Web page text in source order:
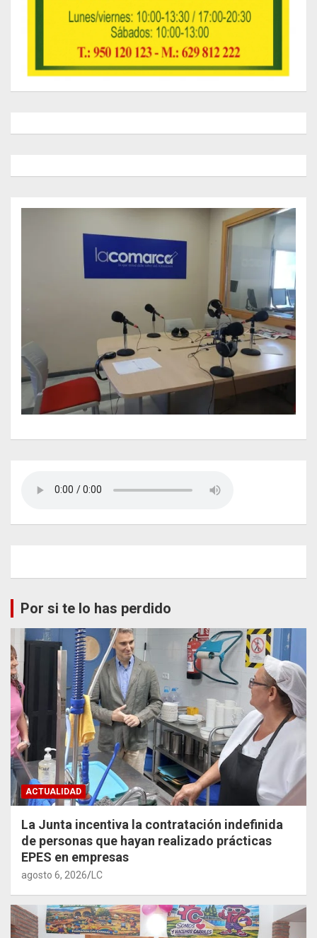
Por si te lo has perdido
ACTUALIDAD
La Junta incentiva la contratación indefinida
de personas que hayan realizado prácticas
EPES en empresas
agosto 6, 2026 LC